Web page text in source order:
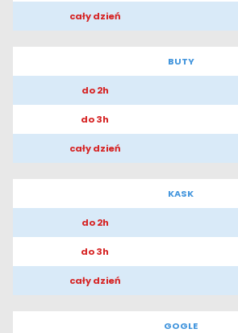
cały dzień
BUTY
do 2h
do 3h
cały dzień
KASK
do 2h
do 3h
cały dzień
GOGLE